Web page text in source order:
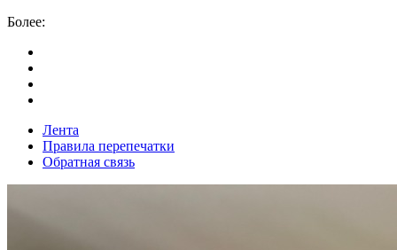
Более:
Лента
Правила перепечатки
Обратная связь